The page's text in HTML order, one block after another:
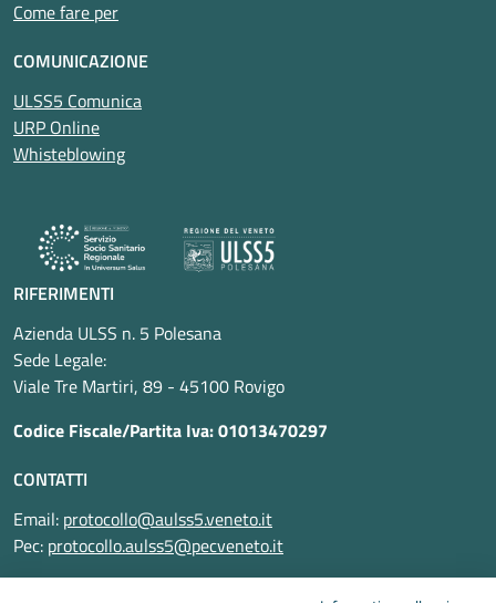
Come fare per
COMUNICAZIONE
ULSS5 Comunica
URP Online
Whisteblowing
RIFERIMENTI
Azienda ULSS n. 5 Polesana
Sede Legale:
Viale Tre Martiri, 89 - 45100 Rovigo
Codice Fiscale/Partita Iva: 01013470297
CONTATTI
Email: protocollo@aulss5.veneto.it
Pec: protocollo.aulss5@pecveneto.it